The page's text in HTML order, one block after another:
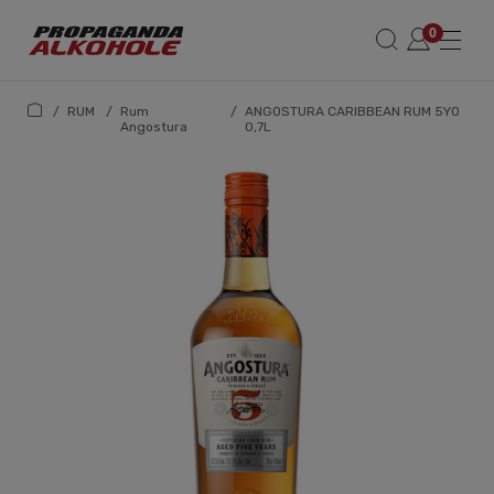
/ RUM / Rum
Angostura
/ ANGOSTURA CARIBBEAN RUM 5YO
0,7L